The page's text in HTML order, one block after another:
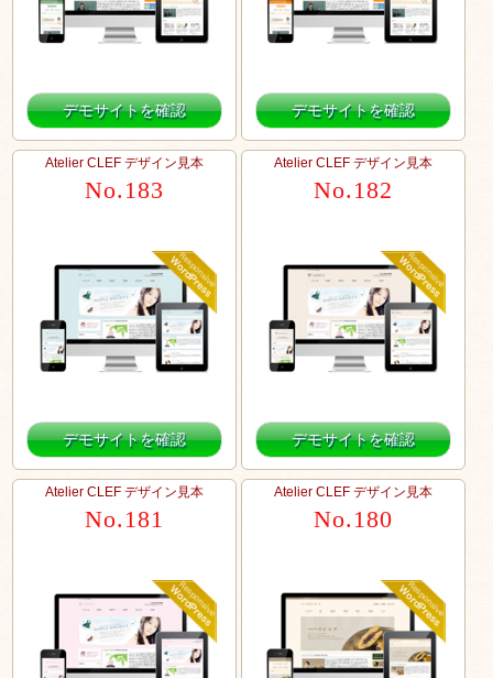
デモサイトを確認 デモサイトを確認
Atelier CLEF デザイン見本
No.183
デモサイトを確認
Atelier CLEF デザイン見本
No.182
デモサイトを確認
Atelier CLEF デザイン見本
No.181
Atelier CLEF デザイン見本
No.180